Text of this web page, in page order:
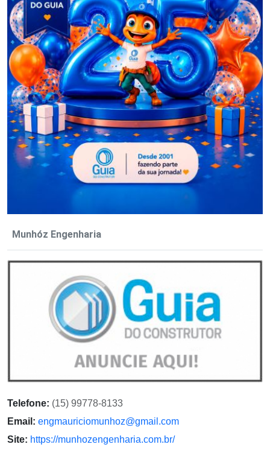
Munhóz Engenharia
Telefone: (15) 99778-8133
Email: engmauriciomunhoz@gmail.com
Site: https://munhozengenharia.com.br/